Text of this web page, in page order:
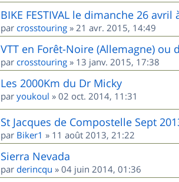
BIKE FESTIVAL le dimanche 26 avril
par crosstouring » 21 avr. 2015, 14:49
VTT en Forêt-Noire (Allemagne) ou
par crosstouring » 13 janv. 2015, 17:38
Les 2000Km du Dr Micky
par youkoul » 02 oct. 2014, 11:31
St Jacques de Compostelle Sept
par Biker1 » 11 août 2013, 21:22
Sierra Nevada
par derincqu » 04 juin 2014, 01:36